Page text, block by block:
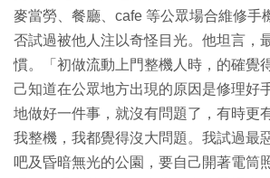
麥當勞、餐廳、cafe 等公眾場合維修手
否試過被他人注以奇怪目光。他坦言，
慣。「初做流動上門整機人時，的確覺
己知道在公眾地方出現的原因是修理好
地做好一件事，就沒有問題了，有時更
我整機，我都覺得沒大問題。我試過最
吧及昏暗無光的公園，要自己開著電筒